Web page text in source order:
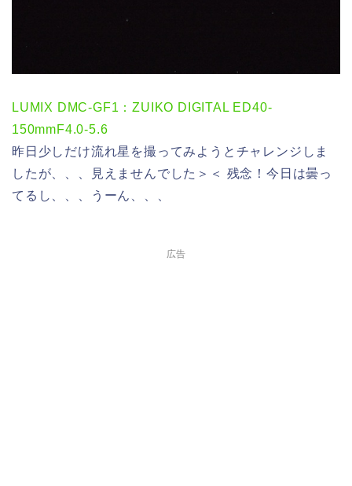
LUMIX DMC-GF1：ZUIKO DIGITAL ED40-
150mmF4.0-5.6
昨日少しだけ流れ星を撮ってみようとチャレンジしま
したが、、、見えませんでした＞＜ 残念！今日は曇っ
てるし、、、うーん、、、
広告